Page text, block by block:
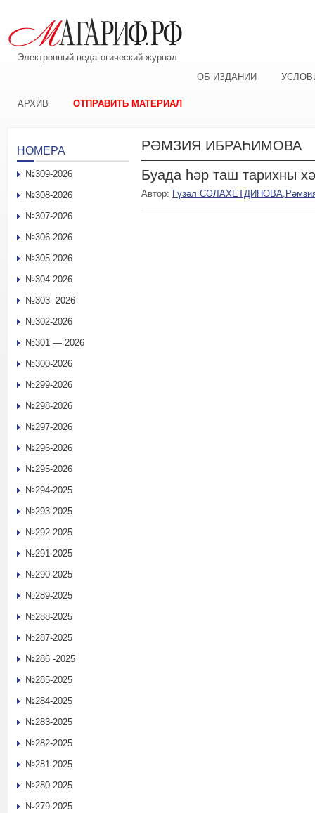
Электронный педагогический журнал
ОБ ИЗДАНИИ
АРХИВ ОТПРАВИТЬ МАТЕРИАЛ
РӘМЗИЯ ИБРАҺИМОВА
Буада һәр таш тарихны
Автор: Гүзәл СӘЛАХЕТДИНОВА,
НОМЕРА
№309-2026
№308-2026
№307-2026
№306-2026
№305-2026
№304-2026
№303 -2026
№302-2026
№301 — 2026
№300-2026
№299-2026
№298-2026
№297-2026
№296-2026
№295-2026
№294-2025
№293-2025
№292-2025
№291-2025
№290-2025
№289-2025
№288-2025
№287-2025
№286 -2025
№285-2025
№284-2025
№283-2025
№282-2025
№281-2025
№280-2025
№279-2025